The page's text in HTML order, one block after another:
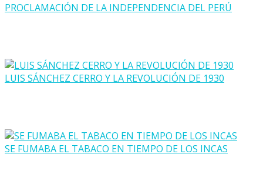
PROCLAMACIÓN DE LA INDEPENDENCIA DEL PERÚ
LUIS SÁNCHEZ CERRO Y LA REVOLUCIÓN DE 1930
SE FUMABA EL TABACO EN TIEMPO DE LOS INCAS